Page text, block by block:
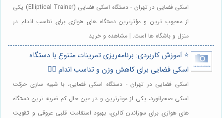
اسکی فضایی در تهران - دستگاه اسکی فضایی (Elliptical Trainer) یکی
از محبوب ترین و مؤثرترین دستگاه های هوازی برای تناسب اندام در
منزل و باشگاه ها است. | مشاهده و خرید
⭐️ آموزش کاربردی: برنامه‌ریزی تمرینات متنوع با دستگاه
اسکی فضایی برای کاهش وزن و تناسب اندام 🏃‍♀️
اسکی فضایی در تهران - دستگاه اسکی فضایی، با شبیه سازی حرکت
اسکی صحرانورد، یکی از موثرترین و در عین حال کم ضربه ترین دستگاه
های هوازی برای سوزاندن کالری، بهبود استقامت قلبی عروقی و تقویت